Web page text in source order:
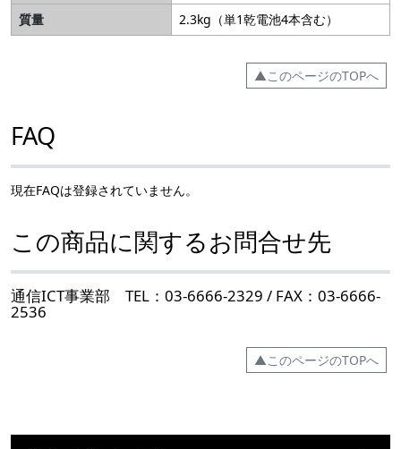
質量
2.3kg（単1乾電池4本含む）
▲このページのTOPへ
FAQ
現在FAQは登録されていません。
この商品に関するお問合せ先
通信ICT事業部 TEL：03-6666-2329 / FAX：03-6666-
2536
▲このページのTOPへ